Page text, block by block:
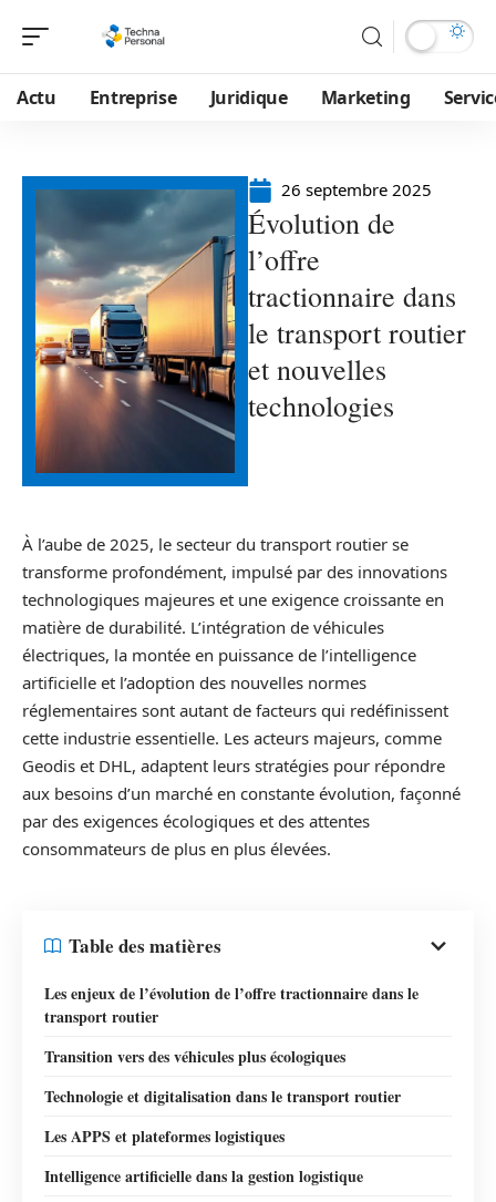
Actu Entreprise Juridique Marketing
26 septembre 2025
Évolution de
l’offre
tractionnaire dans
le transport routier
et nouvelles
technologies
À l’aube de 2025, le secteur du transport routier se
transforme profondément, impulsé par des innovations
technologiques majeures et une exigence croissante en
matière de durabilité. L’intégration de véhicules
électriques, la montée en puissance de l’intelligence
artificielle et l’adoption des nouvelles normes
réglementaires sont autant de facteurs qui redéfinissent
cette industrie essentielle. Les acteurs majeurs, comme
Geodis et DHL, adaptent leurs stratégies pour répondre
aux besoins d’un marché en constante évolution, façonné
par des exigences écologiques et des attentes
consommateurs de plus en plus élevées.
Table des matières
Les enjeux de l’évolution de l’offre tractionnaire dans le
transport routier
Transition vers des véhicules plus écologiques
Technologie et digitalisation dans le transport routier
Les APPS et plateformes logistiques
Intelligence artificielle dans la gestion logistique